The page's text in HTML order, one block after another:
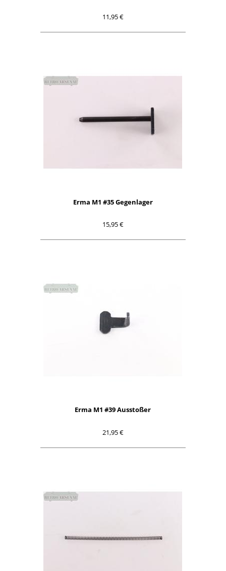
11,95 €
Erma M1 #35 Gegenlager
15,95 €
Erma M1 #39 Ausstoßer
21,95 €